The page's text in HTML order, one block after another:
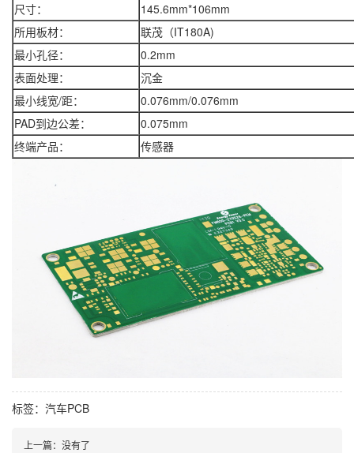
尺寸：
145.6mm*106mm
所用板材：
联茂（IT180A)
最小孔径：
0.2mm
表面处理：
沉金
最小线宽/距：
0.076mm/0.076mm
PAD到边公差：
0.075mm
终端产品：
传感器
标签： 汽车PCB
上一篇： 没有了